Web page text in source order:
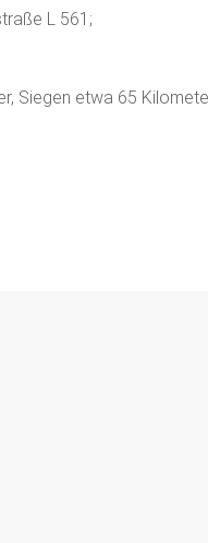
L 561;
Siegen etwa 65